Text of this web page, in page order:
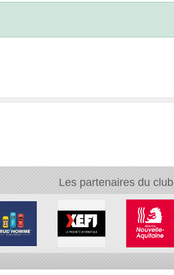
Les partenaires du club